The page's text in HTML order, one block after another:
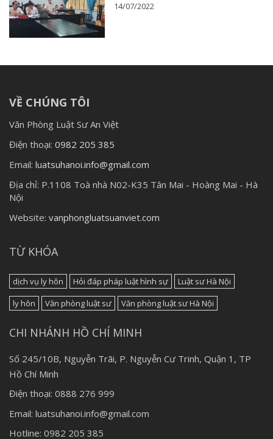
14/07/2022
VỀ CHÚNG TÔI
Văn Phòng Luật Sư An Việt
Điện thoại: 0982 205 385
Email: luatsuhanoi.info@gmail.com
Địa chỉ: P.1108 Toà nhà N02-K35 Tân Mai - Hoàng Mai - Hà
Nội
Website: vanphongluatsuanviet.com
TỪ KHÓA
dịch vụ ly hôn Hỏi đáp pháp luật hình sự
Luật sư Hà Nội
ly hôn
Văn phòng luật sư Văn phòng luật sư Hà Nội
CHI NHÁNH HỒ CHÍ MINH
Số 245/10B, Nguyễn Trãi, P. Nguyễn Cư Trinh, Quận 1, TP
Hồ Chí Minh
Điện thoại: 0888 276 999
Email: luatsuhanoi.info@gmail.com
Hotline: 0982 205 385